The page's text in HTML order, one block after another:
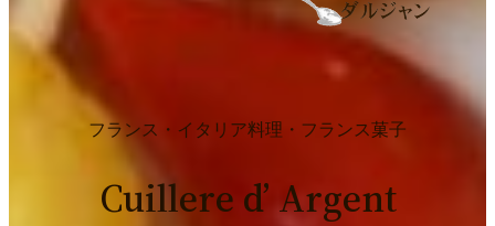
フランス・イタリア料理・フランス菓子
Cuillere d’ Argent